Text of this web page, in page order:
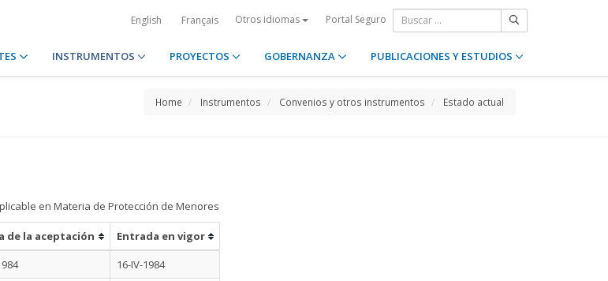
English Français Otros idiomas Portal Seguro
INSTRUMENTOS PROYECTOS GOBERNANZA PUBLICACIONES Y ESTUDIOS
Home Instrumentos Convenios y otros instrumentos Estado actual
en Materia de Protección de Menores
de la aceptación
Entrada en vigor
16-IV-1984